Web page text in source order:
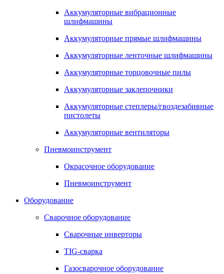
Аккумуляторные вибрационные
шлифмашины
Аккумуляторные прямые шлифмашины
Аккумуляторные ленточные шлифмашины
Аккумуляторные торцовочные пилы
Аккумуляторные заклепочники
Аккумуляторные степлеры/гвоздезабивные
пистолеты
Аккумуляторные вентиляторы
Пневмоинструмент
Окрасочное оборудование
Пневмоинструмент
Оборудование
Сварочное оборудование
Сварочные инверторы
TIG-сварка
Газосварочное оборудование